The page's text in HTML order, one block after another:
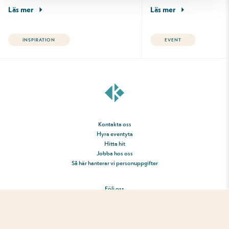
Läs mer
INSPIRATION
Läs mer
EVENT
Kontakta oss
Hyra eventyta
Hitta hit
Jobba hos oss
Så här hanterar vi personuppgifter
Följ oss